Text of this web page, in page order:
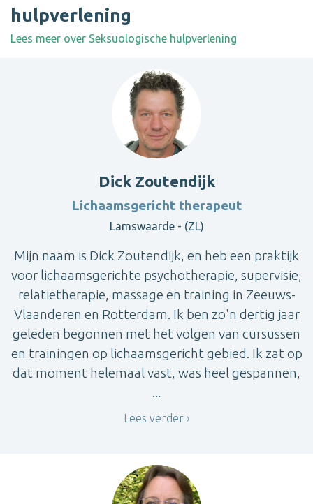
hulpverlening
Lees meer over Seksuologische hulpverlening
Dick Zoutendijk
Lichaamsgericht therapeut
Lamswaarde - (ZL)
Mijn naam is Dick Zoutendijk, en heb een praktijk
voor lichaamsgerichte psychotherapie, supervisie,
relatietherapie, massage en training in Zeeuws-
Vlaanderen en Rotterdam. Ik ben zo'n dertig jaar
geleden begonnen met het volgen van cursussen
en trainingen op lichaamsgericht gebied. Ik zat op
dat moment helemaal vast, was heel gespannen,
...
Lees verder